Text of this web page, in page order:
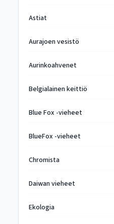
Astiat
Aurajoen vesistö
Aurinkoahvenet
Belgialainen keittiö
Blue Fox -vieheet
BlueFox -vieheet
Chromista
Daiwan vieheet
Ekologia